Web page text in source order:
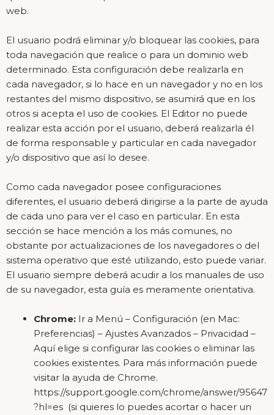
web.
El usuario podrá eliminar y/o bloquear las cookies, para
toda navegación que realice o para un dominio web
determinado. Esta configuración debe realizarla en
cada navegador, si lo hace en un navegador y no en los
restantes del mismo dispositivo, se asumirá que en los
otros si acepta el uso de cookies. El Editor no puede
realizar esta acción por el usuario, deberá realizarla él
de forma responsable y particular en cada navegador
y/o dispositivo que así lo desee.
Como cada navegador posee configuraciones
diferentes, el usuario deberá dirigirse a la parte de ayuda
de cada uno para ver el caso en particular. En esta
sección se hace mención a los más comunes, no
obstante por actualizaciones de los navegadores o del
sistema operativo que esté utilizando, esto puede variar.
El usuario siempre deberá acudir a los manuales de uso
de su navegador, esta guía es meramente orientativa.
Chrome: Ir a Menú – Configuración (en Mac:
Preferencias) – Ajustes Avanzados – Privacidad –
Aquí elige si configurar las cookies o eliminar las
cookies existentes. Para más información puede
visitar la ayuda de Chrome.
https://support.google.com/chrome/answer/95647
?hl=es (si quieres lo puedes acortar o hacer un